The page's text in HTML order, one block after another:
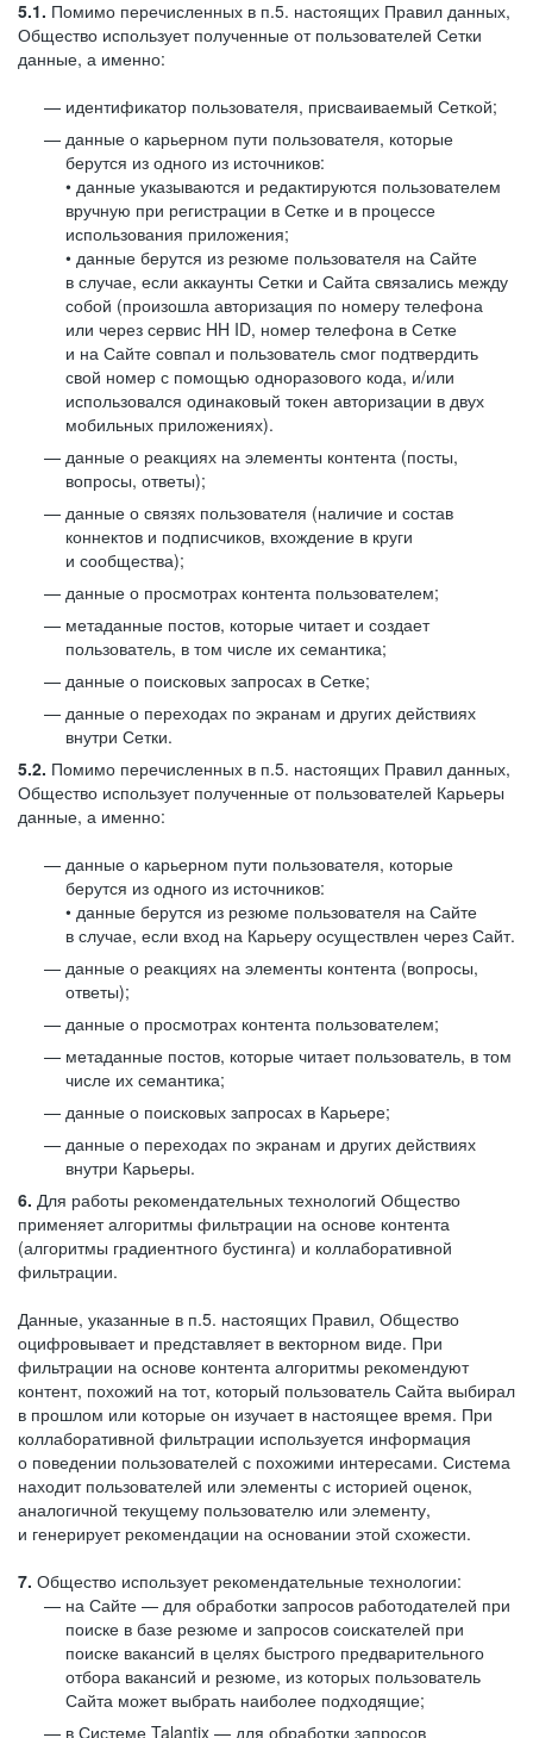
5.1. Помимо перечисленных в п.5. настоящих Правил данных,
Общество использует полученные от пользователей Сетки
данные, а именно:
идентификатор пользователя, присваиваемый Сеткой;
данные о карьерном пути пользователя, которые
берутся из одного из источников:
• данные указываются и редактируются пользователем
вручную при регистрации в Сетке и в процессе
использования приложения;
• данные берутся из резюме пользователя на Сайте
в случае, если аккаунты Сетки и Сайта связались между
собой (произошла авторизация по номеру телефона
или через сервис HH ID, номер телефона в Сетке
и на Сайте совпал и пользователь смог подтвердить
свой номер с помощью одноразового кода, и/или
использовался одинаковый токен авторизации в двух
мобильных приложениях).
данные о реакциях на элементы контента (посты,
вопросы, ответы);
данные о связях пользователя (наличие и состав
коннектов и подписчиков, вхождение в круги
и сообщества);
данные о просмотрах контента пользователем;
метаданные постов, которые читает и создает
пользователь, в том числе их семантика;
данные о поисковых запросах в Сетке;
данные о переходах по экранам и других действиях
внутри Сетки.
5.2. Помимо перечисленных в п.5. настоящих Правил данных,
Общество использует полученные от пользователей Карьеры
данные, а именно:
данные о карьерном пути пользователя, которые
берутся из одного из источников:
• данные берутся из резюме пользователя на Сайте
в случае, если вход на Карьеру осуществлен через Сайт.
данные о реакциях на элементы контента (вопросы,
ответы);
данные о просмотрах контента пользователем;
метаданные постов, которые читает пользователь, в том
числе их семантика;
данные о поисковых запросах в Карьере;
данные о переходах по экранам и других действиях
внутри Карьеры.
6. Для работы рекомендательных технологий Общество
применяет алгоритмы фильтрации на основе контента
(алгоритмы градиентного бустинга) и коллаборативной
фильтрации.
Данные, указанные в п.5. настоящих Правил, Общество
оцифровывает и представляет в векторном виде. При
фильтрации на основе контента алгоритмы рекомендуют
контент, похожий на тот, который пользователь Сайта выбирал
в прошлом или которые он изучает в настоящее время. При
коллаборативной фильтрации используется информация
о поведении пользователей с похожими интересами. Система
находит пользователей или элементы с историей оценок,
аналогичной текущему пользователю или элементу,
и генерирует рекомендации на основании этой схожести.
7. Общество использует рекомендательные технологии:
на Сайте — для обработки запросов работодателей при
поиске в базе резюме и запросов соискателей при
поиске вакансий в целях быстрого предварительного
отбора вакансий и резюме, из которых пользователь
Сайта может выбрать наиболее подходящие;
в Системе Talantix — для обработки запросов